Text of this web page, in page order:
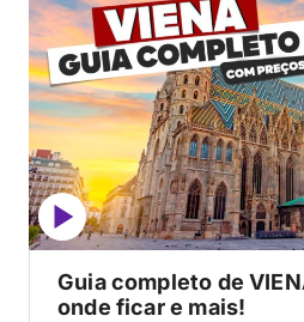
principais de trem, […]
Guia completo de
onde ficar e mais!